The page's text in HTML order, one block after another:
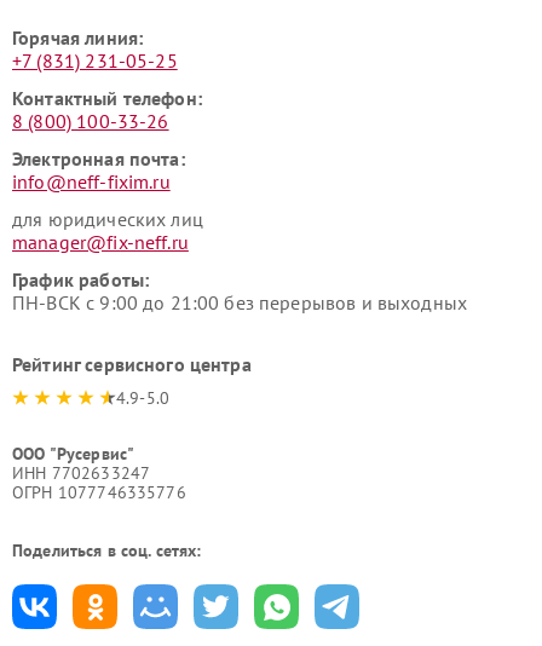
Горячая линия:
+7 (831) 231-05-25
Контактный телефон:
8 (800) 100-33-26
Электронная почта:
info@neff-fixim.ru
для юридических лиц
manager@fix-neff.ru
График работы:
ПН-ВСК с 9:00 до 21:00 без перерывов и выходных
Рейтинг сервисного центра
4.9-5.0
ООО "Русервис"
ИНН 7702633247
ОГРН 1077746335776
Поделиться в соц. сетях: